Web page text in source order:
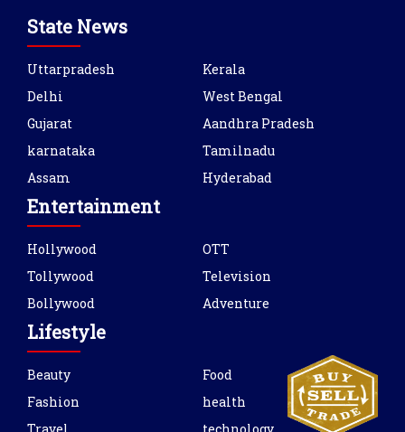
State News
Uttarpradesh
Delhi
Gujarat
karnataka
Assam
Kerala
West Bengal
Aandhra Pradesh
Tamilnadu
Hyderabad
Entertainment
Hollywood
Tollywood
Bollywood
OTT
Television
Adventure
Lifestyle
Beauty
Fashion
Food
health